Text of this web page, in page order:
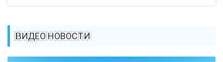
ВИДЕО НОВОСТИ